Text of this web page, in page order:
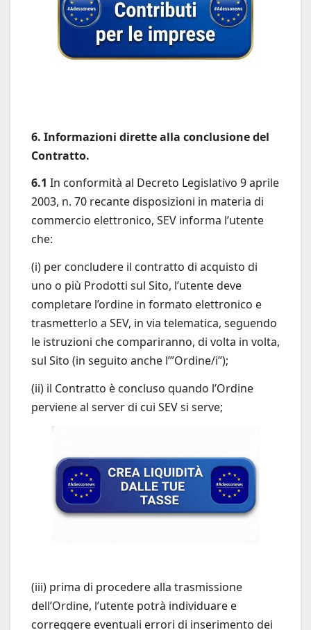
6. Informazioni dirette alla conclusione del
Contratto.
6.1 In conformità al Decreto Legislativo 9 aprile
2003, n. 70 recante disposizioni in materia di
commercio elettronico, SEV informa l’utente
che:
(i) per concludere il contratto di acquisto di
uno o più Prodotti sul Sito, l’utente deve
completare l’ordine in formato elettronico e
trasmetterlo a SEV, in via telematica, seguendo
le istruzioni che compariranno, di volta in volta,
sul Sito (in seguito anche l’”Ordine/i”);
(ii) il Contratto è concluso quando l’Ordine
perviene al server di cui SEV si serve;
(iii) prima di procedere alla trasmissione
dell’Ordine, l’utente potrà individuare e
correggere eventuali errori di inserimento dei